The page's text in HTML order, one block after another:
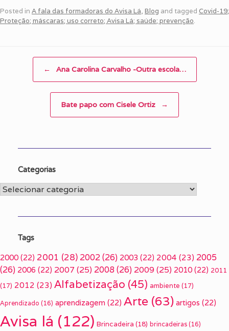
Posted in A fala das formadoras do Avisa Lá, Blog and tagged Covid-19;
Proteção; máscaras; uso correto; Avisa Lá; saúde; prevenção.
Post navigation
← Ana Carolina Carvalho -Outra escola…
Bate papo com Cisele Ortiz →
Categorias
Categorias
Tags
2000 (22) 2001 (28) 2002(26) 2003 (22) 2004 (23) 2005
(26) 2006 (22) 2007 (25) 2008(26) 2009(25) 2010 (22) 2011
(17) 2012 (23) Alfabetização (45) ambiente (17)
Aprendizado (16) aprendizagem (22) Arte (63) artigos (22)
Avisa lá (122) Brincadeira (18) brincadeiras (16)